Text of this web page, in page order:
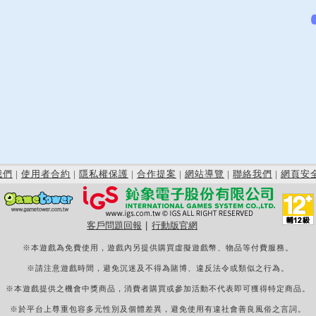
們 | 使用者合約 | 隱私權保護 | 合作提案 | 網站導覽 | 聯絡我們 | 網頁安
客戶問題回報 行動版官網
※本遊戲為免費使用，遊戲內另提供購買虛擬遊戲幣、物品等付費服務。
※請注意遊戲時間，避免沉迷及不得為賭博、違反法令或類似之行為。
※本遊戲提供之機會中獎商品，消費者購買或參加活動不代表即可獲得特定商品。
※於平台上尊重包容多元性別及個體差異，避免使用有違社會善良風俗之言詞。